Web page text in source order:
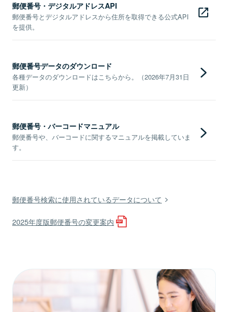
郵便番号・デジタルアドレスAPI
郵便番号とデジタルアドレスから住所を取得できる公式API
を提供。
郵便番号データのダウンロード
各種データのダウンロードはこちらから。（2026年7月31日
更新）
郵便番号・バーコードマニュアル
郵便番号や、バーコードに関するマニュアルを掲載していま
す。
郵便番号検索に使用されているデータについて
2025年度版郵便番号の変更案内